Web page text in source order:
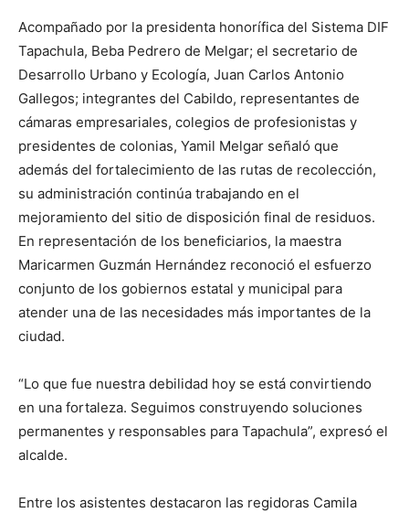
Acompañado por la presidenta honorífica del Sistema DIF
Tapachula, Beba Pedrero de Melgar; el secretario de
Desarrollo Urbano y Ecología, Juan Carlos Antonio
Gallegos; integrantes del Cabildo, representantes de
cámaras empresariales, colegios de profesionistas y
presidentes de colonias, Yamil Melgar señaló que
además del fortalecimiento de las rutas de recolección,
su administración continúa trabajando en el
mejoramiento del sitio de disposición final de residuos.
En representación de los beneficiarios, la maestra
Maricarmen Guzmán Hernández reconoció el esfuerzo
conjunto de los gobiernos estatal y municipal para
atender una de las necesidades más importantes de la
ciudad.
“Lo que fue nuestra debilidad hoy se está convirtiendo
en una fortaleza. Seguimos construyendo soluciones
permanentes y responsables para Tapachula”, expresó el
alcalde.
Entre los asistentes destacaron las regidoras Camila